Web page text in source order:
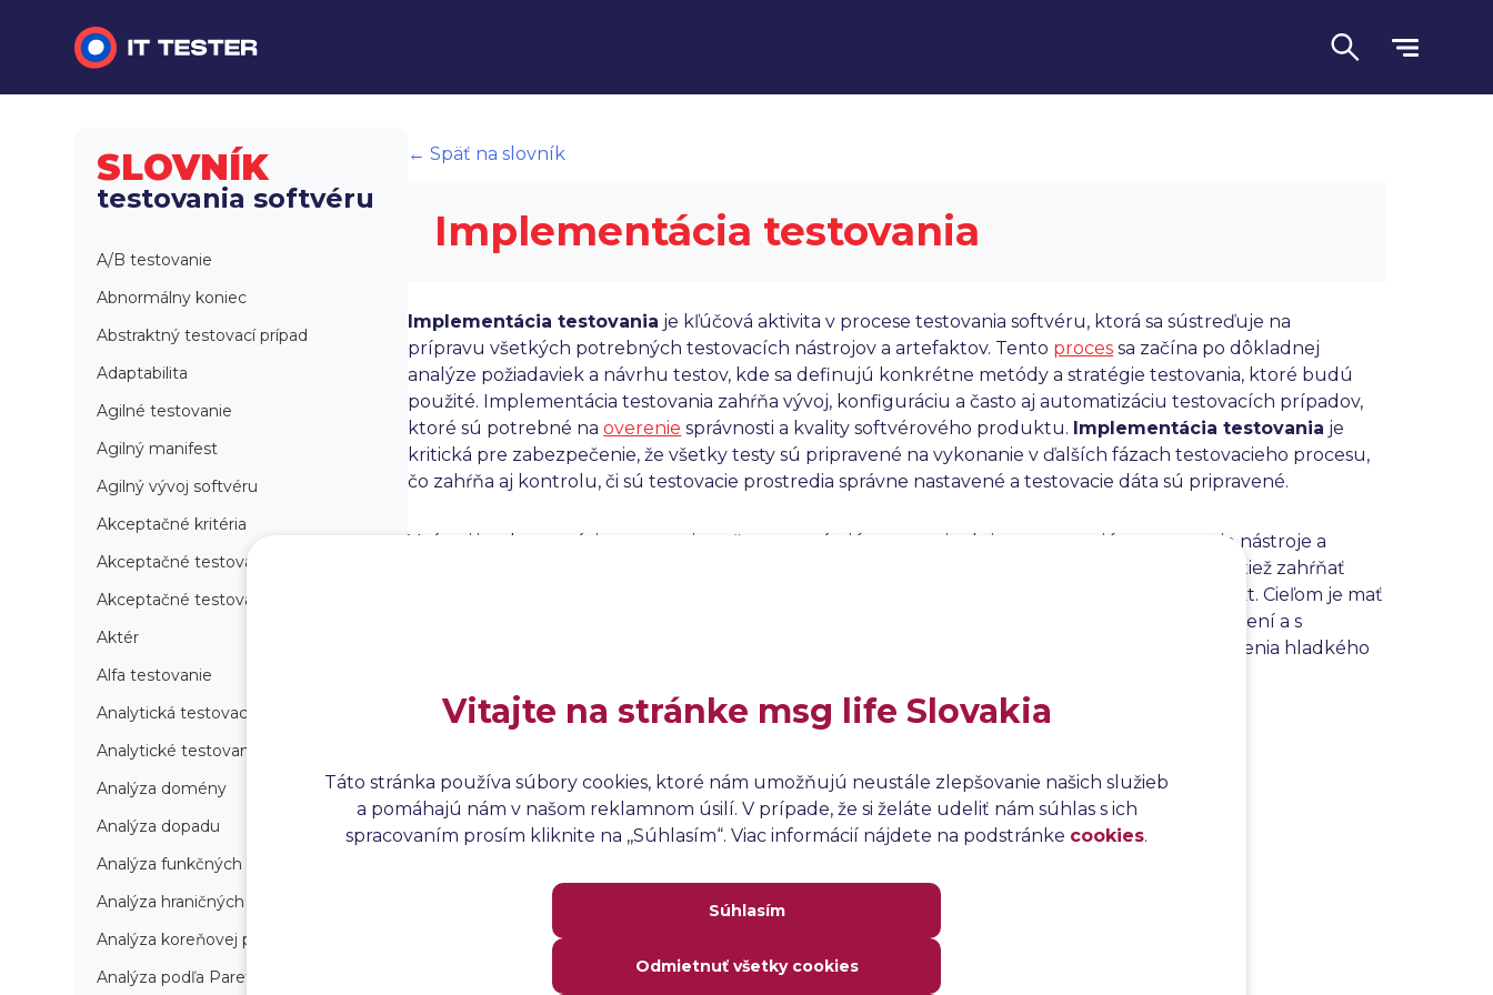
Automatizované testovanie
Slovník
Jazyk
SLOVNÍK
testovania softvéru
A/B testovanie
Abnormálny koniec
Abstraktný testovací prípad
Adaptabilita
Agilné testovanie
Agilný manifest
Agilný vývoj softvéru
Akceptačné kritéria
Akceptačné testovanie
Akceptačné testovanie produkcie
Aktér
Alfa testovanie
Analytická testovacia stratégia
Analytické testovanie
Analýza domény
Analýza dopadu
Analýza funkčných bodov
Analýza hraničných hodnôt
Analýza koreňovej príčiny
Analýza podľa Paretovej metódy
← Späť na slovník
Implementácia testovania
Implementácia testovania je kľúčová aktivita v procese testovania softvéru, ktorá sa sústreďuje na
prípravu všetkých potrebných testovacích nástrojov a artefaktov. Tento proces sa začína po dôkladnej
analýze požiadaviek a návrhu testov, kde sa definujú konkrétne metódy a stratégie testovania, ktoré budú
použité. Implementácia testovania zahŕňa vývoj, konfiguráciu a často aj automatizáciu testovacích prípadov,
ktoré sú potrebné naoverenie správnosti a kvality softvérového produktu. Implementácia testovania je
kritická pre zabezpečenie, že všetky testy sú pripravené na vykonanie v ďalších fázach testovacieho procesu,
čo zahŕňa aj kontrolu, či sú testovacie prostredia správne nastavené a testovacie dáta sú pripravené.
V rámci implementácie testovania sa často vytvárajú testovacie skripty, nastavujú sa testovacie nástroje a
. Táto fáza môže tiež zahŕňať
školenie tímu na používanie nových nástrojov alebo metodológií, ktoré boli vybraté pre projekt. Cieľom je mať
všetko pripravené tak, aby testovací tím mohol začať vykonávať testy bez zbytočných oneskorení a s
maximálnou efektivitou. Implementácia testovania je teda neoddeliteľnou súčasťou zabezpečenia hladkého
Vitajte na stránke msg life Slovakia
Táto stránka používa súbory cookies, ktoré nám umožňujú neustále zlepšovanie našich služieb
a pomáhajú nám v našom reklamnom úsilí. V prípade, že si želáte udeliť nám súhlas s ich
spracovaním prosím kliknite na ,,Súhlasím“. Viac informácií nájdete na podstránke cookies.
Súhlasím
Odmietnuť všetky cookies